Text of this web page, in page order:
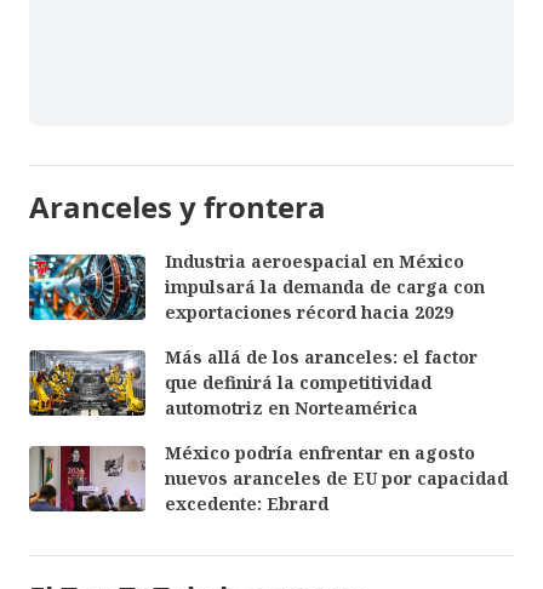
Aranceles y frontera
Industria aeroespacial en México
impulsará la demanda de carga con
exportaciones récord hacia 2029
Más allá de los aranceles: el factor
que definirá la competitividad
automotriz en Norteamérica
México podría enfrentar en agosto
nuevos aranceles de EU por capacidad
excedente: Ebrard